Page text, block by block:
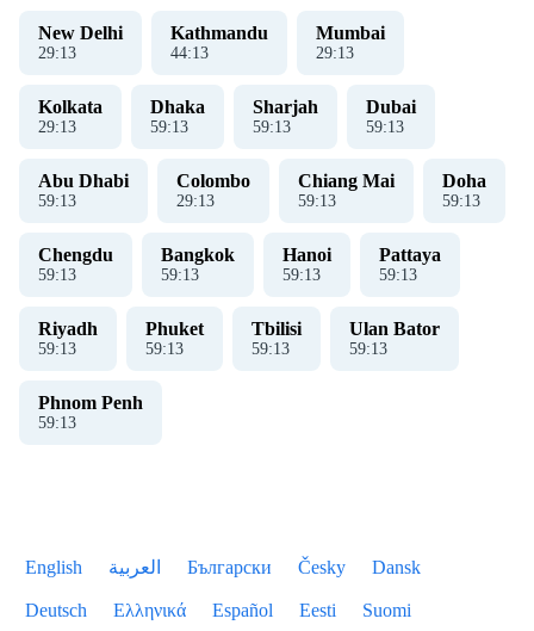
New Delhi
29:14
Kathmandu
44:14
Mumbai
29:14
Kolkata
29:14
Dhaka
59:14
Sharjah
59:14
Dubai
59:14
Abu Dhabi
59:14
Colombo
29:14
Chiang Mai
59:14
Doha
59:14
Chengdu
59:14
Bangkok
59:14
Hanoi
59:14
Pattaya
59:14
Riyadh
59:14
Phuket
59:14
Tbilisi
59:14
Ulan Bator
59:14
Phnom Penh
59:14
English العربية Български Česky Dansk
Deutsch Ελληνικά Español Eesti Suomi